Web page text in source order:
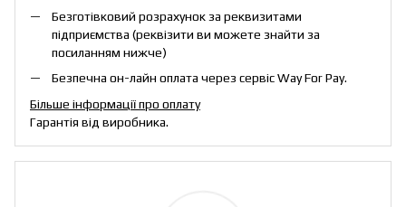
Безготівковий розрахунок за реквизитами
підприємства (реквізити ви можете знайти за
посиланням нижче)
Безпечна он-лайн оплата через сервіс Way For Pay.
Більше інформації про оплату
Гарантія від виробника.